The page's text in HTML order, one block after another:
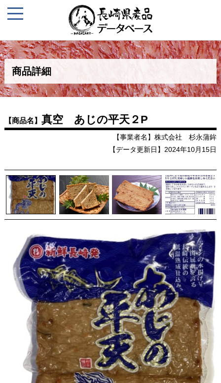
商品詳細
【商品名】 真空 あじの平天２P
【事業者名】株式会社 杉永蒲鉾
【データ更新日】2024年10月15日